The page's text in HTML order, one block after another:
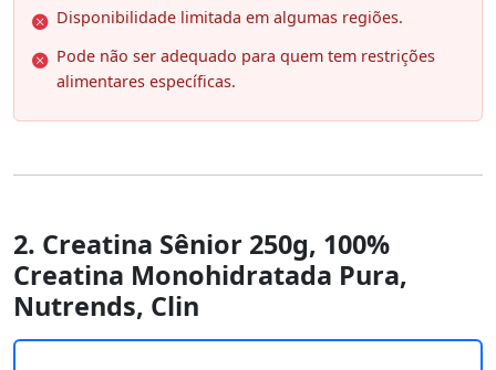
Disponibilidade limitada em algumas regiões.
Pode não ser adequado para quem tem restrições
alimentares específicas.
2. Creatina Sênior 250g, 100%
Creatina Monohidratada Pura,
Nutrends, Clin